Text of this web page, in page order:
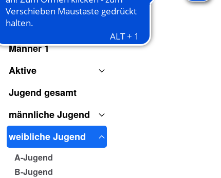
Spielberichte
Männer 1
Aktive
Jugend gesamt
männliche Jugend
weibliche Jugend
A-Jugend
B-Jugend